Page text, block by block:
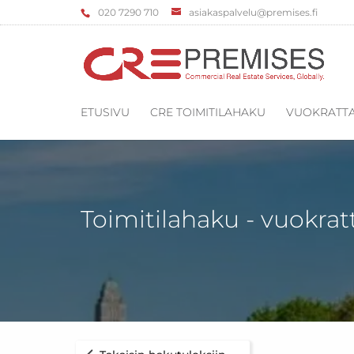
‌020 7290 710 asiakaspalvelu@premises.fi
ETUSIVU CRE TOIMITILAHAKU
Toimitilahaku -